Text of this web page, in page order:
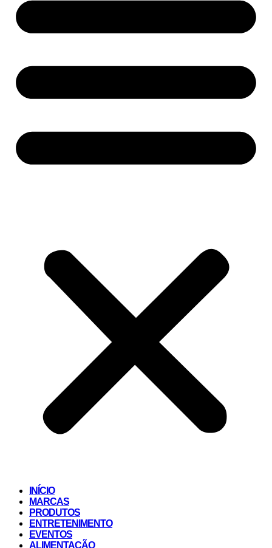
INÍCIO
MARCAS
PRODUTOS
ENTRETENIMENTO
EVENTOS
ALIMENTAÇÃO